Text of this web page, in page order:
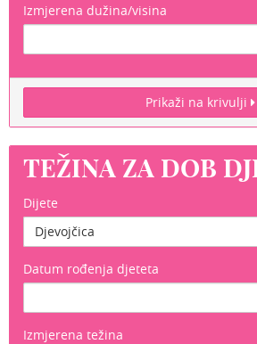
Izmjerena dužina/visina
Prikaži na krivulji
TEŽINA ZA DOB
Dijete
Djevojčica
Datum rođenja djeteta
Izmjerena težina